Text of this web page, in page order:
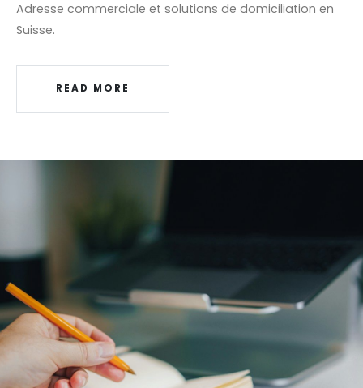
Adresse commerciale et solutions de domiciliation en
Suisse.
READ MORE